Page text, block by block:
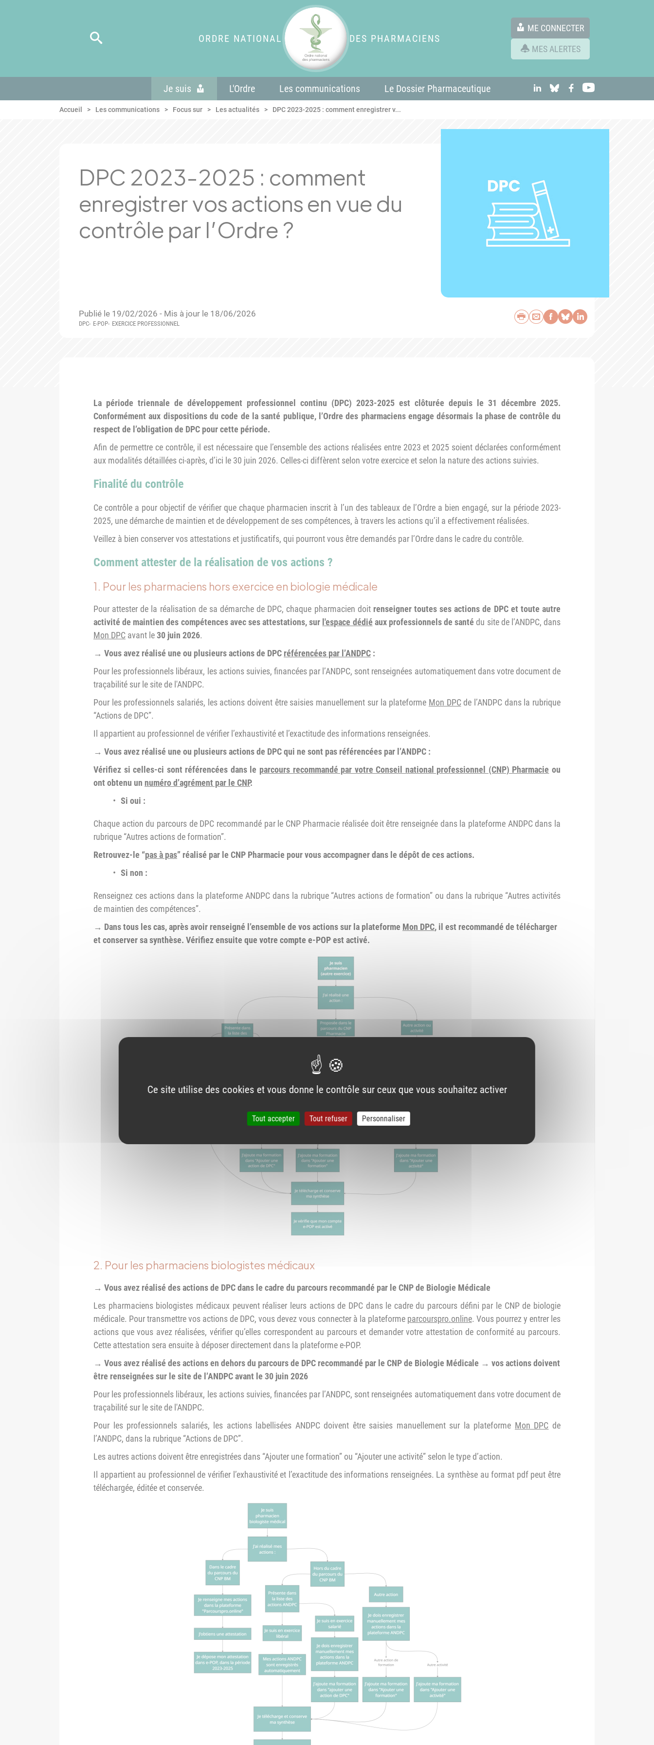
ORDRE NATIONAL DES PHARMACIENS
ME CONNECTER
MES ALERTES
Je suis L'Ordre Les communications Le Dossier Pharmaceutique linkedInBlueskyFacebook
Accueil Les communications Focus sur Les actualités DPC 2023-2025 : comment enregistrer v...
DPC 2023-2025 : comment
enregistrer vos actions en vue du
contrôle par l’Ordre ?
Publié le 19/02/2026 - Mis à jour le 18/06/2026
DPC E-POP EXERCICE PROFESSIONNEL Imprimer
Envoyer par e-mail
Partager sur
Partager sur
Partager sur
La période triennale de développement professionnel continu (DPC) 2023-2025 est clôturée depuis le 31 décembre 2025.
Conformément aux dispositions du code de la santé publique, l’Ordre des pharmaciens engage désormais la phase de contrôle du
respect de l’obligation de DPC pour cette période.
Afin de permettre ce contrôle, il est nécessaire que l’ensemble des actions réalisées entre 2023 et 2025 soient déclarées conformément
aux modalités détaillées ci-après, d’ici le 30 juin 2026. Celles-ci diffèrent selon votre exercice et selon la nature des actions suivies.
Finalité du contrôle
Ce contrôle a pour objectif de vérifier que chaque pharmacien inscrit à l’un des tableaux de l’Ordre a bien engagé, sur la période 2023-
2025, une démarche de maintien et de développement de ses compétences, à travers les actions qu’il a effectivement réalisées.
Veillez à bien conserver vos attestations et justificatifs, qui pourront vous être demandés par l’Ordre dans le cadre du contrôle.
Comment attester de la réalisation de vos actions ?
1. Pour les pharmaciens hors exercice en biologie médicale
Pour attester de la réalisation de sa démarche de DPC, chaque pharmacien doitrenseigner toutes ses actions de DPC et toute autre
activité de maintien des compétences avec ses attestations, sur l'espace dédié aux professionnels de santé du site de l’ANDPC, dans
Mon DPC avant le30 juin 2026.
→ Vous avez réalisé une ou plusieurs actions de DPC référencées par l’ANDPC :
Pour les professionnels libéraux, les actions suivies, financées par l’ANDPC, sont renseignées automatiquement dans votre document de
traçabilité sur le site de l'ANDPC.
Pour les professionnels salariés, les actions doivent être saisies manuellement sur la plateforme Mon DPCde l’ANDPC dans la rubrique
“Actions de DPC”.
Il appartient au professionnel de vérifier l’exhaustivité et l’exactitude des informations renseignées.
→ Vous avez réalisé une ou plusieurs actions de DPC qui ne sont pas référencées par l’ANDPC :
Vérifiez si celles-ci sont référencées dans le parcours recommandé par votre Conseil national professionnel (CNP) Pharmacie ou
ont obtenu un numéro d’agrément par le CNP.
Si oui :
Chaque action du parcours de DPC recommandé par le CNP Pharmacie réalisée doit être renseignée dans la plateforme ANDPC dans la
rubrique “Autres actions de formation”.
Retrouvez-le “pas à pas” réalisé par le CNP Pharmacie pour vous accompagner dans le dépôt de ces actions.
Si non :
Renseignez ces actions dans la plateforme ANDPC dans la rubrique “Autres actions de formation” ou dans la rubrique “Autres activités
de maintien des compétences”.
→ Dans tous les cas, après avoir renseigné l’ensemble de vos actions sur la plateforme Mon DPC, il est recommandé de télécharger
et conserver sa synthèse. Vérifiez ensuite que votre compte e-POP est activé.
2. Pour les pharmaciens biologistes médicaux
→ Vous avez réalisé des actions de DPC dans le cadre du parcours recommandé par le CNP de Biologie Médicale
Les pharmaciens biologistes médicaux peuvent réaliser leurs actions de DPC dans le cadre du parcours défini par le CNP de biologie
médicale. Pour transmettre vos actions de DPC, vous devez vous connecter à la plateforme parcourspro.online. Vous pourrez y entrer les
actions que vous avez réalisées, vérifier qu’elles correspondent au parcours et demander votre attestation de conformité au parcours.
Cette attestation sera ensuite à déposer directement dans la plateforme e-POP.
→ Vous avez réalisé des actions en dehors du parcours de DPC recommandé par le CNP de Biologie Médicale → vos actions doivent
être renseignées sur le site de l’ANDPC avant le 30 juin 2026
Pour les professionnels libéraux, les actions suivies, financées par l’ANDPC, sont renseignées automatiquement dans votre document de
traçabilité sur le site de l'ANDPC.
Pour les professionnels salariés, les actions labellisées ANDPC doivent être saisies manuellement sur la plateforme Mon DPC de
l’ANDPC, dans la rubrique “Actions de DPC”.
Les autres actions doivent être enregistrées dans “Ajouter une formation” ou “Ajouter une activité” selon le type d’action.
Il appartient au professionnel de vérifier l’exhaustivité et l’exactitude des informations renseignées. La synthèse au format pdf peut être
téléchargée, éditée et conservée.
Ce site utilise des cookies et vous donne le contrôle sur ceux que vous souhaitez activer
Tout accepter Tout refuser Personnaliser